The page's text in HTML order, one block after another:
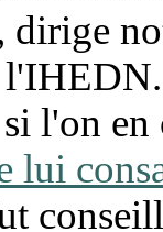
dirige
l'on
lui